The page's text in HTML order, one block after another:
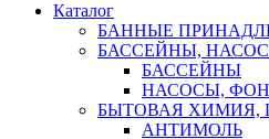
Каталог
БАННЫЕ
БАССЕЙНЫ,
БАССЕЙНЫ
НАСОСЫ,
БЫТОВАЯ ХИМИЯ,
АНТИМОЛЬ